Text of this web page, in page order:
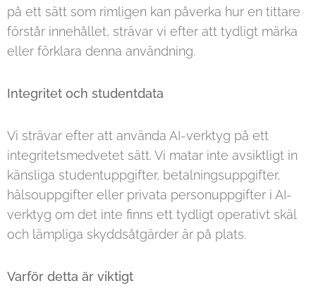
på ett sätt som rimligen kan påverka hur en tittare
förstår innehållet, strävar vi efter att tydligt märka
eller förklara denna användning.
Integritet och studentdata
Vi strävar efter att använda AI-verktyg på ett
integritetsmedvetet sätt. Vi matar inte avsiktligt in
känsliga studentuppgifter, betalningsuppgifter,
hälsouppgifter eller privata personuppgifter i AI-
verktyg om det inte finns ett tydligt operativt skäl
och lämpliga skyddsåtgärder är på plats.
Varför detta är viktigt